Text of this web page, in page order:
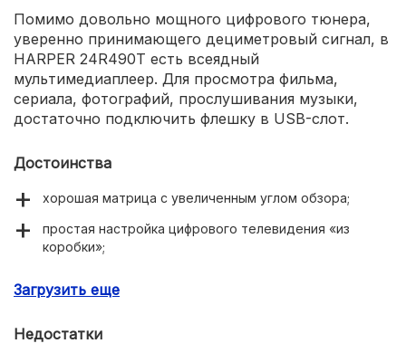
Помимо довольно мощного цифрового тюнера,
уверенно принимающего дециметровый сигнал, в
HARPER 24R490T есть всеядный
мультимедиаплеер. Для просмотра фильма,
сериала, фотографий, прослушивания музыки,
достаточно подключить флешку в USB-слот.
Достоинства
хорошая матрица с увеличенным углом обзора;
простая настройка цифрового телевидения «из
коробки»;
сигнале.
Загрузить еще
Недостатки